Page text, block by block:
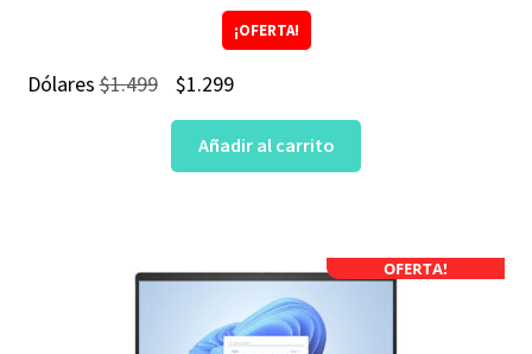
¡OFERTA!
Dólares$1.499
El
precio
original
$1.299El
precio
actual
Añadir al carrito
OFERTA!